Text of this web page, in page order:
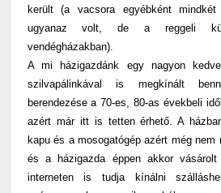
került (a vacsora egyébként
ugyanaz volt, de a reggeli
vendégházakban).
A mi házigazdánk egy nagyon
szilvapálinkával is megkínált
berendezése a 70-es, 80-as évekbeli
azért már itt is tetten érhető. A
kapu és a mosogatógép azért még nem
és a házigazda éppen akkor
interneten is tudja kínálni